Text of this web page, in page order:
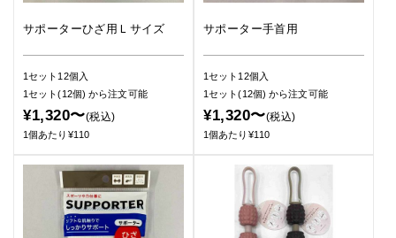
サポーターひざ用Ｌサイズ
1セット12個入
1セット(12個)から注文可能
¥1,320〜(税込)
1個あたり¥110
サポーター手首用
1セット12個入
1セット(12個)から注文可能
¥1,320〜(税込)
1個あたり¥110